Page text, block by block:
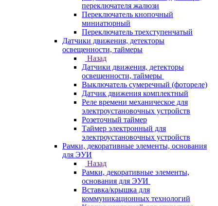
переключателя жалюзи
Переключатель кнопочный
миниатюрный
Переключатель трехступенчатый
Датчики движения, детекторы
освещенности, таймеры
Назад
Датчики движения, детекторы
освещенности, таймеры
Выключатель сумеречный (фотореле)
Датчик движения комплектный
Реле времени механическое для
электроустановочных устройств
Розеточный таймер
Таймер электронный для
электроустановочных устройств
Рамки, декоративные элементы, основания
для ЭУИ
Назад
Рамки, декоративные элементы,
основания для ЭУИ
Вставка/крышка для
коммуникационных технологий